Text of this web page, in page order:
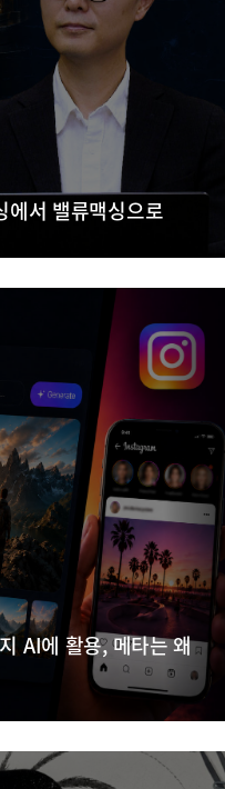
에서 밸류맥싱으로
AI에 활용, 메타는 왜